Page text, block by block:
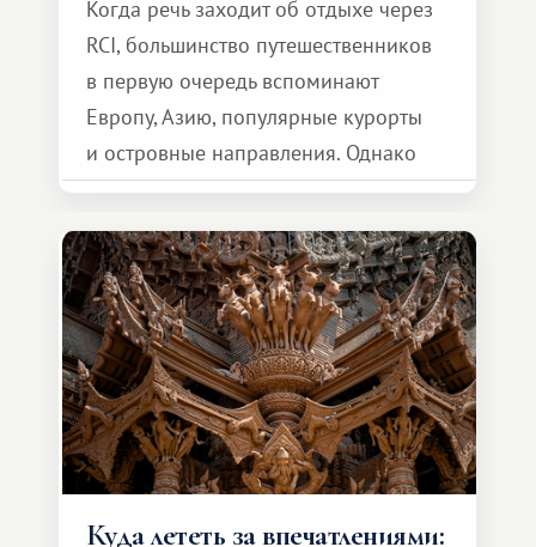
Когда речь заходит об отдыхе через
RCI, большинство путешественников
в первую очередь вспоминают
Европу, Азию, популярные курорты
и островные направления. Однако
возможности обменной системы
значительно шире. Среди них есть
и Африка — континент, который
способен подарить совершенно иной
формат путешествия.
Куда лететь за впечатлениями: